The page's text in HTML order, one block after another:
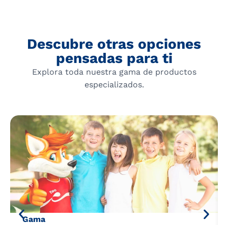
Descubre otras opciones
pensadas para ti
Explora toda nuestra gama de productos
especializados.
Gama